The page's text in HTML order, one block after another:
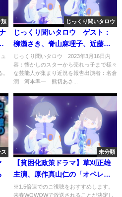
じっくり聞いタロウ
じっくり聞いタロウ ゲスト：
柳瀬さき、脊山麻理子、近藤太
香巳 3月16日
じっくり聞いタロウ 2023年3月16日内
容：懐かしのスターから売れっ子まで様々
な芸能人が集まり近況を報告出演者：名倉
潤 河本準一 熊切あさ...
ス 未分類
【貧困化政策ドラマ】草刈正雄
主演、原作真山仁の「オペレー
ションZ」来春連続ドラマ化！
※1.5倍速でのご視聴をおすすめします。
来春WOWOWで放送されることが決定し